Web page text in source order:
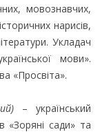
мовознавчих,
нарисів,
Укладач
мови».
«Просвіта».
– український
«Зоряні сади» та